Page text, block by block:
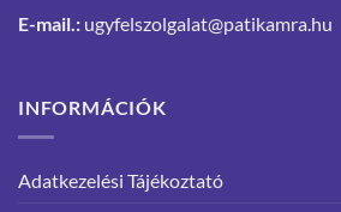
E-mail.: ugyfelszolgalat@patikamra.hu
INFORMÁCIÓK
Adatkezelési Tájékoztató